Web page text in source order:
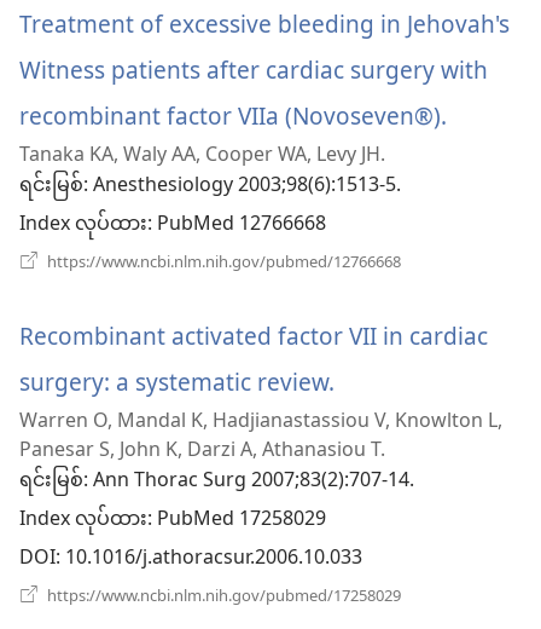
တယ်)
င့်
နေ
တယ်)
Treatment of excessive bleeding in Jehovah's
Witness patients after cardiac surgery with
recombinant factor VIIa (Novoseven®).
ပါ
Tanaka KA, Waly AA, Cooper WA, Levy JH.
ရင်းမြစ်‎: Anesthesiology 2003;98(6):1513-5.
Index လုပ်ထား‎: PubMed 12766668
https://www.ncbi.nlm.nih.gov/pubmed/12766668
နေ
Recombinant activated factor VII in cardiac
surgery: a systematic review.
အသစ်
ဖွ
နေ
ပါ
Warren O, Mandal K, Hadjianastassiou V, Knowlton L,
Panesar S, John K, Darzi A, Athanasiou T.
ရင်းမြစ်‎: Ann Thorac Surg 2007;83(2):707-14.
Index လုပ်ထား‎: PubMed 17258029
DOI‎: 10.1016/j.athoracsur.2006.10.033
https://www.ncbi.nlm.nih.gov/pubmed/17258029